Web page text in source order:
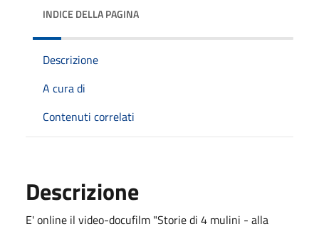
INDICE DELLA PAGINA
Descrizione
A cura di
Contenuti correlati
Descrizione
E' online il video-docufilm "Storie di 4 mulini - alla